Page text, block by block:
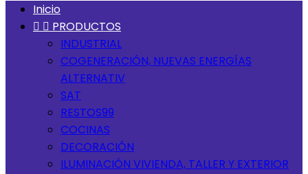
Inicio
  PRODUCTOS
INDUSTRIAL
COGENERACIÓN, NUEVAS ENERGÍAS
ALTERNATIV
SAT
RESTOS99
COCINAS
DECORACIÓN
ILUMINACIÓN VIVIENDA, TALLER Y EXTERIOR